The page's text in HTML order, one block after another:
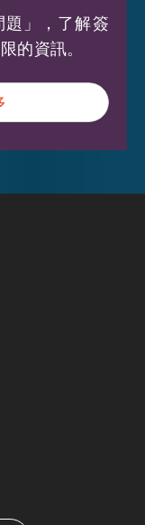
」，了解簽
的資訊。